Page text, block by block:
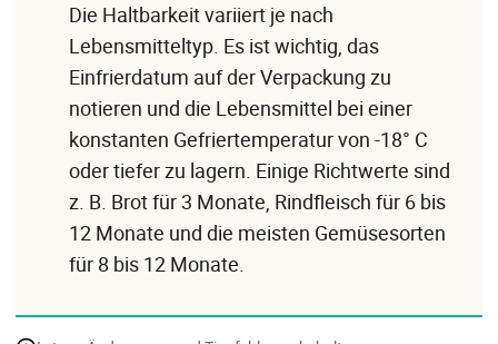
Die Haltbarkeit variiert je nach
Lebensmitteltyp. Es ist wichtig, das
Einfrierdatum auf der Verpackung zu
notieren und die Lebensmittel bei einer
konstanten Gefriertemperatur von -18° C
oder tiefer zu lagern. Einige Richtwerte sind
z. B. Brot für 3 Monate, Rindfleisch für 6 bis
12 Monate und die meisten Gemüsesorten
für 8 bis 12 Monate.